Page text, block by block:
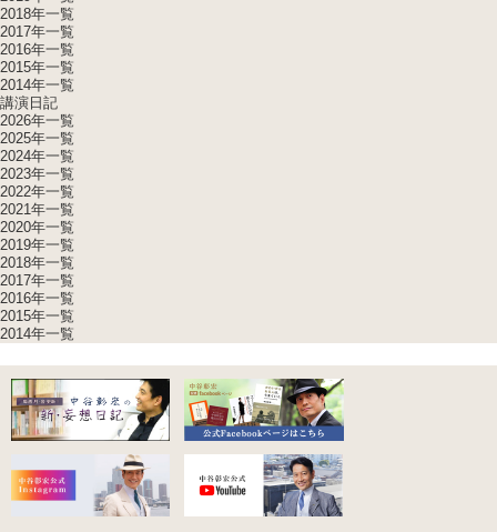
2018年一覧
2017年一覧
2016年一覧
2015年一覧
2014年一覧
講演日記
2026年一覧
2025年一覧
2024年一覧
2023年一覧
2022年一覧
2021年一覧
2020年一覧
2019年一覧
2018年一覧
2017年一覧
2016年一覧
2015年一覧
2014年一覧